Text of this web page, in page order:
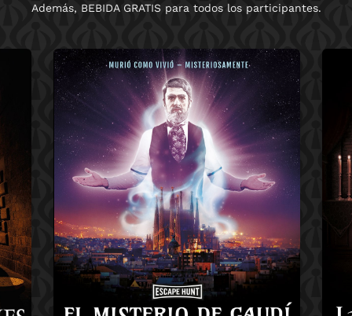
Además, BEBIDA GRATIS para todos los participantes.